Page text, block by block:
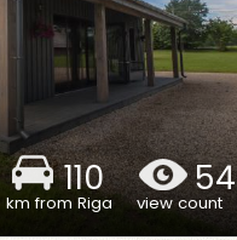
110
km from Riga view count